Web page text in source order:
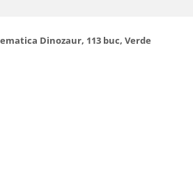
Dinozaur, 113 buc, Verde